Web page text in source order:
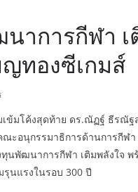
าการกีฬา เ
ญทองซีเกมส์
เข้มโค้งสุดท้าย ดร.ณัฏฐ์ ธีรณั
ะอนุกรรมาธิการด้านการกีฬ
พัฒนาการกีฬา เติมพลังใจ พ
รุนแรงในรอบ 300 ปี